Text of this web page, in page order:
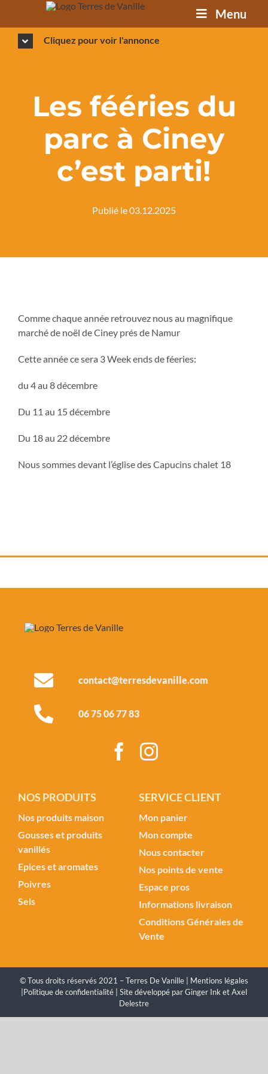
contenu
Menu
Cliquez pour voir l'annonce
Les fééries du
parc à Ciney
c’est parti!
Publié le 03.12.2025
Comme chaque année retrouvez nous au magnifique
marché de noël de Ciney prés de Namur
Cette année ce sera 3 Week ends de féeries:
du 4 au 8 décembre
Du 11 au 15 décembre
Du 18 au 22 décembre
Nous sommes devant l’église des Capucins chalet 18
contact@terresdevanille.com
06 75 06 77 83
NOS PRODUITS
Nos produits maison
Gousses et produits
vanillés
Epices et aromates
Poivres
Sels
SERVICE CLIENT
Mon panier
Mon compte
Nous contacter
Nos points de vente
Espace pros
Informations livraison
Conditions Générales de
Vente
© Tous droits réservés 2021 – Terres De Vanille | Mentions légales
Politique de confidentialité | Site développé parGinger InketAxel
Delestre